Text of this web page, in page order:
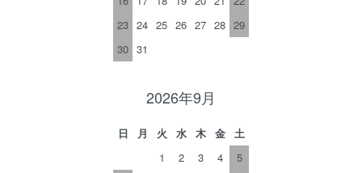
23 24 25 26 27 28 29
30 31
2026年9月
日 月 火 水 木 金
土
1
2 3 4
5